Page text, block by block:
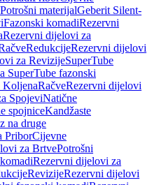
Potrošni materijalGeberit Silent-
Fazonski komadiRezervni
Rezervni dijelovi za
RedukcijeRezervni dijelovi
za RevizijeSuperTube
SuperTube fazonski
KoljenaRačveRezervni dijelovi
SpojeviNatične
spojniceKandžaste
na druge
PriborCijevne
za BrtvePotrošni
Rezervni dijelovi za
RevizijeRezervni dijelovi